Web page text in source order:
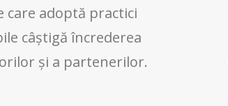
care adoptă practici
câștigă încrederea
și a partenerilor.